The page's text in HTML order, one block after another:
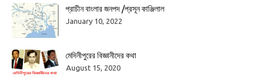
প্রাচীন বাংলার জনপদ /প্রসূন কাঞ্জিলাল
January 10, 2022
মেদিনীপুরের বিজ্ঞানীদের কথা
August 15, 2020